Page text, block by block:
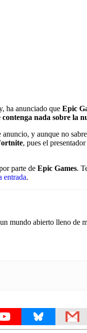
ha anunciado que Epic
contenga nada sobre la
y aunque no
, pues el
parte de Epic Games.
entrada.
mundo abierto lleno de